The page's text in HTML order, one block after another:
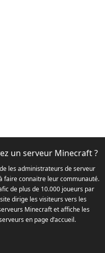
un serveur Minecraft ?
les administrateurs de serveur
faire connaitre leur communauté.
de plus de 10.000 joueurs par
dirige les visiteurs vers les
Minecraft et affiche les
en page d’accueil.